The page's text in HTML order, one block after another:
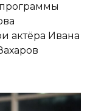
актёра Ивана